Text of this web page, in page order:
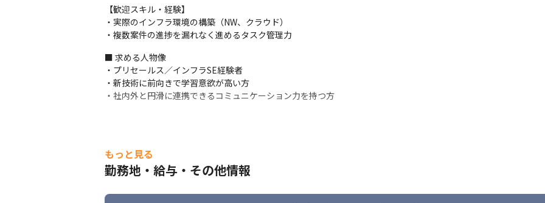
【歓迎スキル・経験】
・実際のインフラ環境の構築（NW、クラウド）
・複数案件の進捗を漏れなく進めるタスク管理力
■ 求める人物像
・プリセールス／インフラSE経験者
・新技術に前向きで学習意欲が高い方
・社内外と円滑に連携できるコミュニケーション力を持つ方
もっと見る
勤務地・給与・その他情報